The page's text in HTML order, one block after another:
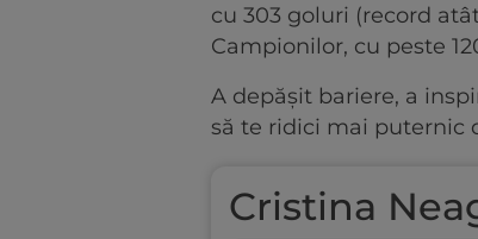
cu 303 goluri (record
Campionilor, cu peste
A depășit bariere, a
să te ridici mai puternic
Cristina